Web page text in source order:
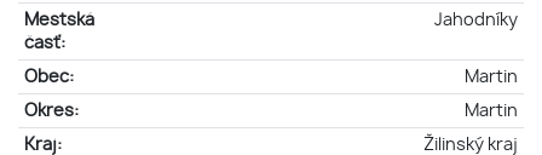
Mestská
časť:
Jahodníky
Obec:
Martin
Okres:
Martin
Kraj:
Žilinský kraj